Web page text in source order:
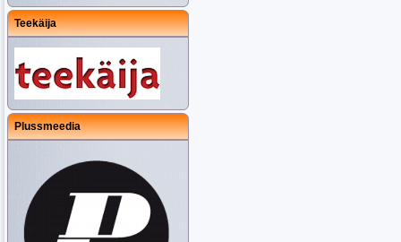
Teekäija
Plussmeedia